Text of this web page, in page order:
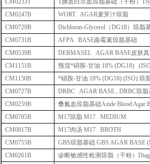
CM0233T
T胰蛋白示血琼脂基础（干粉）
CM0247B
WORT AGAR麦芽汁琼脂
CM0729B
Dichloran-Glycerol （DG18）琼脂
CM0731B
AFPA BASE曲霉素琼脂基础
CM0539B
DERMASEL AGAR BASE皮肤
CM1151B
预混*硝胺-甘油 18% (DG18)
CM1150B
*硝胺-甘油 18% (DG18) (ISO) 琼
CM0727B
DRBC AGAR BASE , DRBC琼脂
CM0259B
叠氮血琼脂基础Azide Blood Agar
CM0785B
M17琼脂 M17 MEDIUM
CM0817B
M17肉汤 M17 BROTH
CM0755B
GBS琼脂基础 GBS AGAR BASE
CM0261B
诊断敏感性检测琼脂（干粉）